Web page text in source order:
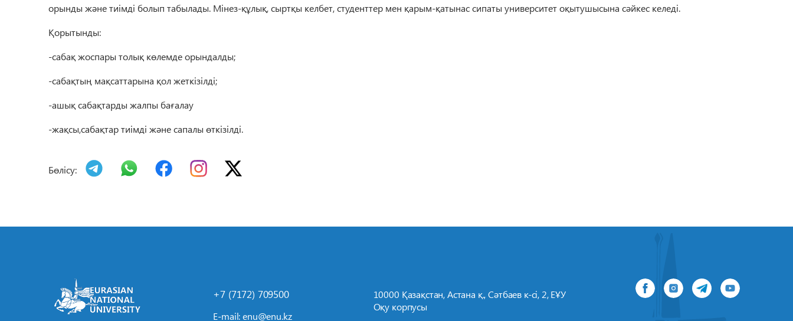
орынды және тиімді болып табылады. Мінез-құлық, сыртқы келбет, студенттер мен қарым-қатынассипаты университетоқытушысына сәйкес келеді.
Қорытынды:
-сабақ жоспары толық көлемде орындалды;
-сабақтың мақсаттарына қолжеткізілді;
-ашық сабақтарды жалпы бағалау
-жақсы,сабақтар тиімді және сапалы өткізілді.
Бөлісу:
+7 (7172) 709500
E-mail:enu@enu.kz
10000 Қазақстан, Астана қ., Сәтбаев к-сі, 2, ЕҰУ
Оқу корпусы